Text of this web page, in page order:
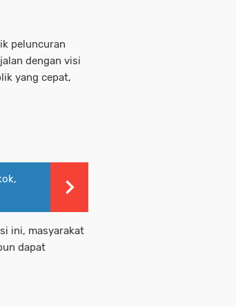
peluncuran
dengan visi
yang cepat,
ini, masyarakat
dapat